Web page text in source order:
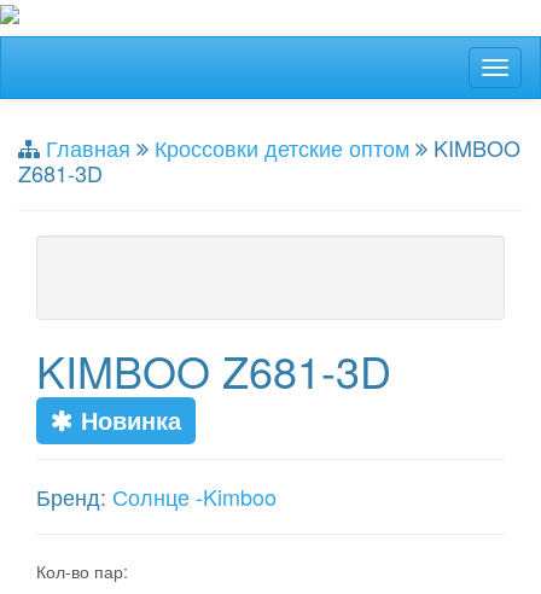
Главная Кроссовки детские оптом
KIMBOO
Z681-3D
KIMBOO Z681-3D
Новинка
Бренд: Солнце -Kimboo
Кол-во пар: